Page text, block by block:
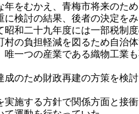
をむかえ、青梅市将来のた
検討の結果、後者の決定をみ
和二十九年度には一部税制
の負担軽減を図るため自治
一つの産業である織物工業
のため財政再建の方策を検
施する方針で関係方面と接